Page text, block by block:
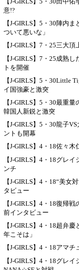
意!?
【J-GIRLS】5・30陣内
ついて悪いな」
【J-GIRLS】7・25三大
【J-GIRLS】7・25成熟
トを開催
【J-GIRLS】5・30Little
イ国強豪と激突
【J-GIRLS】5・30最重
韓国人新鋭と激突
【J-GIRLS】5・30龍子
ントも開幕
【J-GIRLS】4・18佐々
【J-GIRLS】4・18グレ
ンチ
【J-GIRLS】4・18“美女
タビュー
【J-GIRLS】4・18復帰
前インタビュー
【J-GIRLS】4・18超弁
年こそは」
【J-GIRLS】4・18アマ
【J-GIRLS】4・18グレ